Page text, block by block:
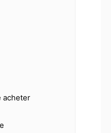
acheter